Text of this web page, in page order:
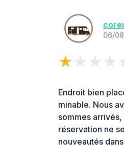
06/
Endroit bien
minable. Nous
sommes
réservation ne
nouveautés